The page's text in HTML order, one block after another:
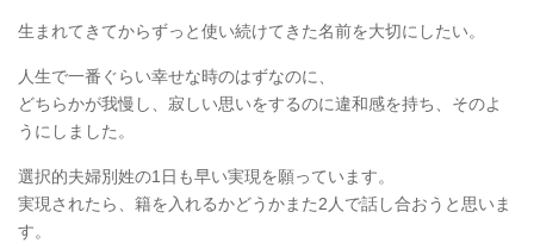
生まれてきてからずっと使い続けてきた名前を大切にしたい。
人生で一番ぐらい幸せな時のはずなのに、
どちらかが我慢し、寂しい思いをするのに違和感を持ち、そのよ
うにしました。
選択的夫婦別姓の1日も早い実現を願っています。
実現されたら、籍を入れるかどうかまた2人で話し合おうと思いま
す。